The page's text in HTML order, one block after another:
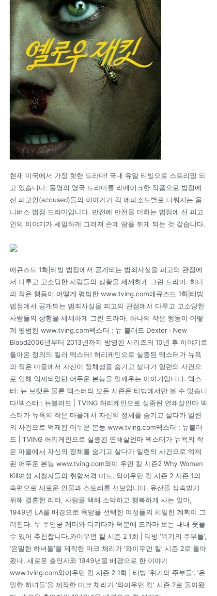
현재 미국에서 가장 핫한 드라마! 국내 유일 티빙으로 스트리밍 되
고 있습니다. 동명의 영국 드라마를 리메이크한 작품으로 법정에
선 피고인(accused)들의 이야기가 각 에피소드별로 다뤄지는 옴
니버스 법정 드라마입니다. 반전에 반전을 더하는 법정에 선 피고
인의 이야기가 세밀하게 그려져 손에 땀을 쥐게 되는 것 같습니다.
애큐즈드 1화|티빙 법정에서 공개되는 범죄사실을 피고의 관점에
서 다루고 고소당한 사람들의 상황을 세세하게 그린 드라마. 하나
의 작은 행동이 어떻게 평범한 www.tving.com애큐즈드 1화|티빙
법정에서 공개되는 범죄사실을 피고의 관점에서 다루고 고소당한
사람들의 상황을 세세하게 그린 드라마. 하나의 작은 행동이 어떻
게 평범한 www.tving.com덱스터 : 뉴 블러드 Dexter : New
Blood2006년부터 2013년까지 방영된 시리즈의 10년 후 이야기로
돌아온 정의의 킬러 덱스터! 허리케인으로 실종된 덱스터가 뉴욕
의 작은 마을에서 자신이 정체성을 숨기고 살다가 일련의 사건으
로 인해 억제되었던 어두운 본능을 일깨우는 이야기입니다. 덱스
터: 뉴 브랫은 물론 덱스터의 모든 시즌은 티빙에서만 볼 수 있습니
다!덱스터 : 뉴블러드 | TVING 허리케인으로 실종된 연쇄살인마 덱
스터가 뉴욕의 작은 마을에서 자신의 정체를 숨기고 살다가 일련
의 사건으로 억제된 어두운 본능 www.tving.com덱스터 : 뉴블러
드 | TVING 허리케인으로 실종된 연쇄살인마 덱스터가 뉴욕의 작
은 마을에서 자신의 정체를 숨기고 살다가 일련의 사건으로 억제
된 어두운 본능 www.tving.com와이 우먼 킬 시즌2 Why Women
Kill여성 시청자들의 취향저격 미드, 와이우먼 킬 시즌 2 시즌 1의
속편으로 새로운 인물과 스토리를 선보입니다. 유산을 상속받기
위해 결혼한 리타, 사랑을 택해 소박하고 행복하게 사는 알마,
1949년 LA를 배경으로 욕망을 선택한 여성들의 치밀한 계획이 그
려진다. 두 주인공 케미와 티키타카 덕분에 드라마 보는 내내 웃을
수 있어 추천합니다.와이우먼 킬 시즌 2 1회 | 티빙 ‘위기의 주부들’,
‘은밀한 하녀들’을 제작한 마크 체리가 ‘와이우먼 킬’ 시즌 2로 돌아
왔다. 새로운 출연자와 1949년을 배경으로 한 이야기
www.tving.com와이우먼 킬 시즌 2 1회 | 티빙 ‘위기의 주부들’, ‘은
밀한 하녀들’을 제작한 마크 체리가 ‘와이우먼 킬’ 시즌 2로 돌아왔